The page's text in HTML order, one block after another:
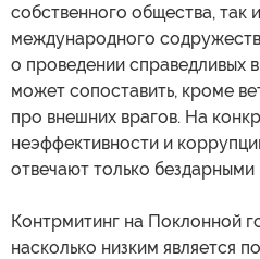
собственного общества, так
международного
о проведении справедливых
может сопоставить, кроме
про внешних врагов. На
неэффективности и
отвечают только
Контрмитинг на Поклонной
насколько низким является